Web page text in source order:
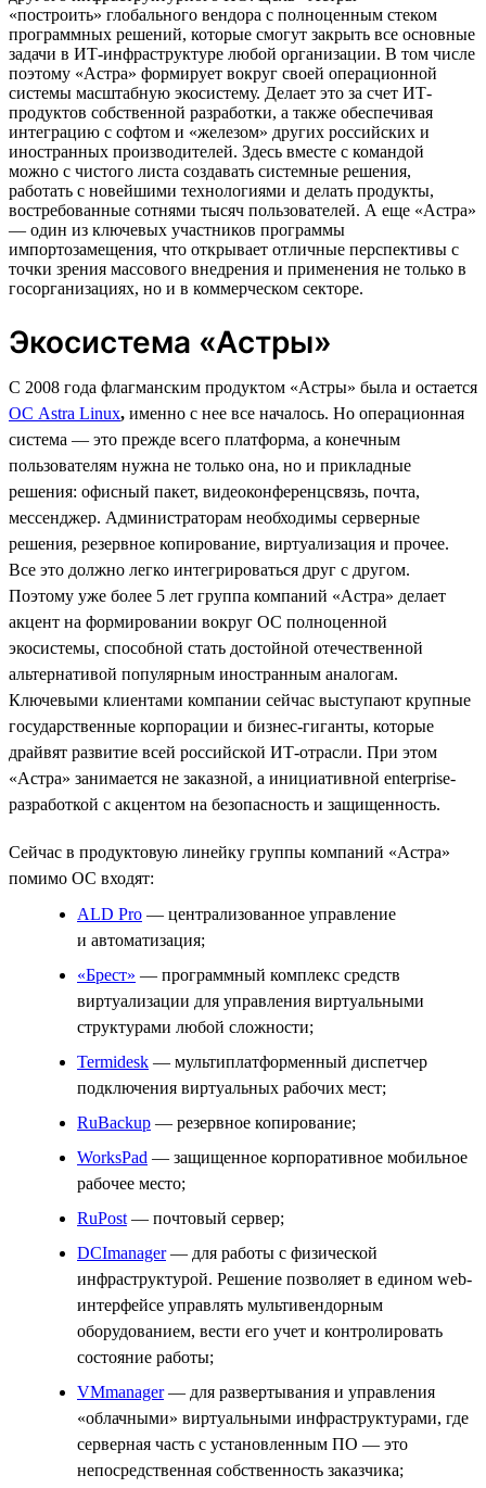
«построить» глобального вендора с полноценным стеком
программных решений, которые смогут закрыть все основные
задачи в ИТ-инфраструктуре любой организации. В том числе
поэтому «Астра» формирует вокруг своей операционной
системы масштабную экосистему. Делает это за счет ИТ-
продуктов собственной разработки, а также обеспечивая
интеграцию с софтом и «железом» других российских и
иностранных производителей. Здесь вместе с командой
можно с чистого листа создавать системные решения,
работать с новейшими технологиями и делать продукты,
востребованные сотнями тысяч пользователей. А еще «Астра»
— один из ключевых участников программы
импортозамещения, что открывает отличные перспективы с
точки зрения массового внедрения и применения не только в
госорганизациях, но и в коммерческом секторе.
Экосистема «Астры»
С 2008 года флагманским продуктом «Астры» была и остается
ОС Astra Linux, именно с нее все началось. Но операционная
система — это прежде всего платформа, а конечным
пользователям нужна не только она, но и прикладные
решения: офисный пакет, видеоконференцсвязь, почта,
мессенджер. Администраторам необходимы серверные
решения, резервное копирование, виртуализация и прочее.
Все это должно легко интегрироваться друг с другом.
Поэтому уже более 5 лет группа компаний «Астра» делает
акцент на формировании вокруг ОС полноценной
экосистемы, способной стать достойной отечественной
альтернативой популярным иностранным аналогам.
Ключевыми клиентами компании сейчас выступают крупные
государственные корпорации и бизнес-гиганты, которые
драйвят развитие всей российской ИТ-отрасли. При этом
«Астра» занимается не заказной, а инициативной enterprise-
разработкой с акцентом на безопасность и защищенность.
Сейчас в продуктовую линейку группы компаний «Астра»
помимо ОС входят:
ALD Pro — централизованное управление
и автоматизация;
«Брест» — программный комплекс средств
виртуализации для управления виртуальными
структурами любой сложности;
Termidesk — мультиплатформенный диспетчер
подключения виртуальных рабочих мест;
RuBackup — резервное копирование;
WorksPad — защищенное корпоративное мобильное
рабочее место;
RuPost — почтовый сервер;
DCImanager— для работы с физической
инфраструктурой. Решение позволяет в едином web-
интерфейсе управлять мультивендорным
оборудованием, вести его учет и контролировать
состояние работы;
VMmanager— для развертывания и управления
«облачными» виртуальными инфраструктурами, где
серверная часть с установленным ПО — это
непосредственная собственность заказчика;